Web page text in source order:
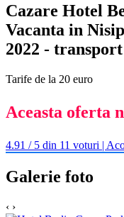
Cazare Hotel
Vacanta in
2022 -
Tarife de la 20 euro
Aceasta oferta
4.91 / 5 din 11 voturi |
Galerie foto
‹ ›